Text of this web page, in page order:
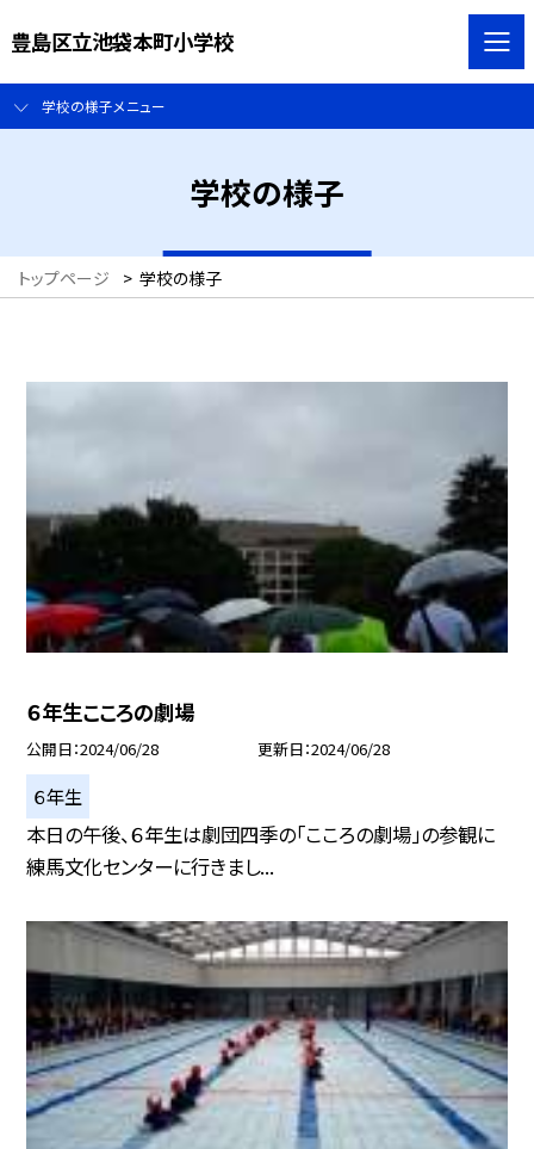
豊島区立池袋本町小学校
学校の様子メニュー
学校の様子
トップページ > 学校の様子
６年生こころの劇場
公開日 2024/06/28 更新日 2024/06/28
６年生
本日の午後、６年生は劇団四季の「こころの劇場」の参観に
練馬文化センターに行きまし...